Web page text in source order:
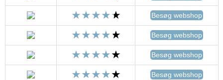
Besøg webshop
Besøg webshop
Besøg webshop
Besøg webshop